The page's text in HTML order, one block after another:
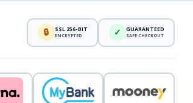
🔒 SSL 256-BIT
ENCRYPTED ✓ GUARANTEED
SAFE CHECKOUT